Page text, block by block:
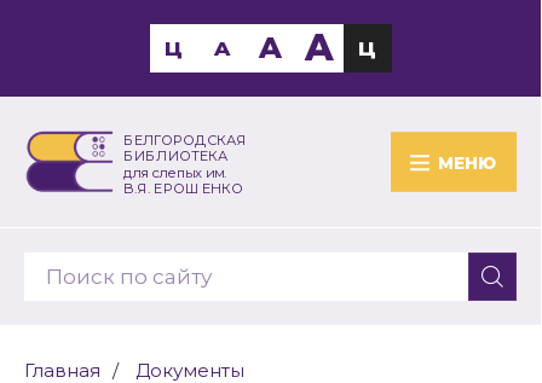
БЕЛГОРОДСКАЯ
БИБЛИОТЕКА
для слепых им.
В.Я. ЕРОШЕНКО
МЕНЮ
Ц A A A Ц
Главная
Документы